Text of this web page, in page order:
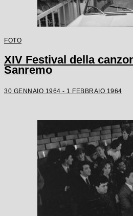
FOTO
XIV Festival della
Sanremo
30 GENNAIO 1964 - 1 FEBBRAIO 1964